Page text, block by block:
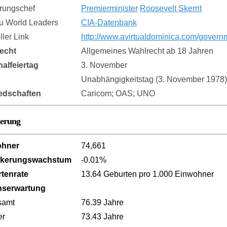
Premierminister Roosevelt Skerrit
World Leaders
CIA-Datenbank
Link
http://www.avirtualdominica.com/
Allgemeines Wahlrecht ab 18 Jahren
3. November
Unabhängigkeitstag (3. November 1978)
Caricom; OAS; UNO
74,661
-0.01%
13.64 Geburten pro 1.000 Einwohner
76.39 Jahre
73.43 Jahre